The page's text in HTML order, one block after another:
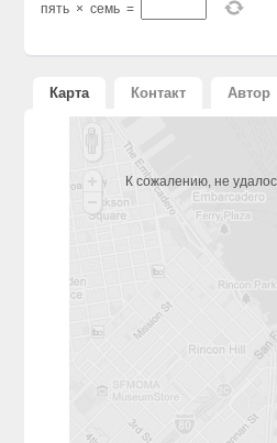
пять × семь =
Карта Контакт Автор
К сожалению, не